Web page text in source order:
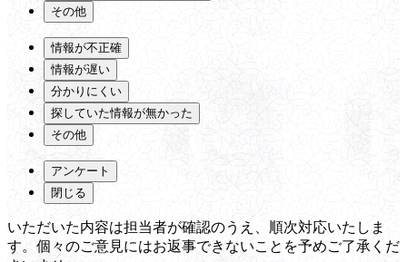
その他
情報が不正確
情報が遅い
分かりにくい
探していた情報が無かった
その他
アンケート
閉じる
いただいた内容は担当者が確認のうえ、順次対応いたしま
す。個々のご意見にはお返事できないことを予めご了承くだ